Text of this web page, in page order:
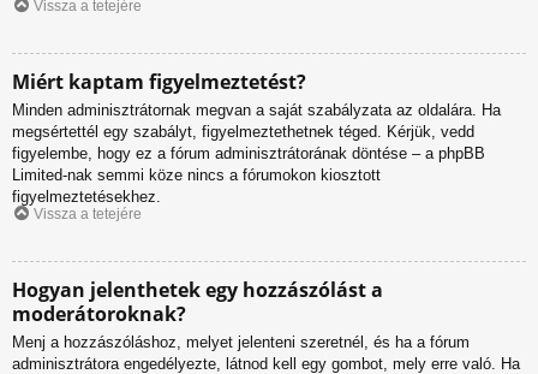
Vissza a tetejére
Miért kaptam figyelmeztetést?
Minden adminisztrátornak megvan a saját szabályzata az oldalára. Ha
megsértettél egy szabályt, figyelmeztethetnek téged. Kérjük, vedd
figyelembe, hogy ez a fórum adminisztrátorának döntése – a phpBB
Limited-nak semmi köze nincs a fórumokon kiosztott
figyelmeztetésekhez.
Vissza a tetejére
Hogyan jelenthetek egy hozzászólást a
moderátoroknak?
Menj a hozzászóláshoz, melyet jelenteni szeretnél, és ha a fórum
adminisztrátora engedélyezte, látnod kell egy gombot, mely erre való. Ha